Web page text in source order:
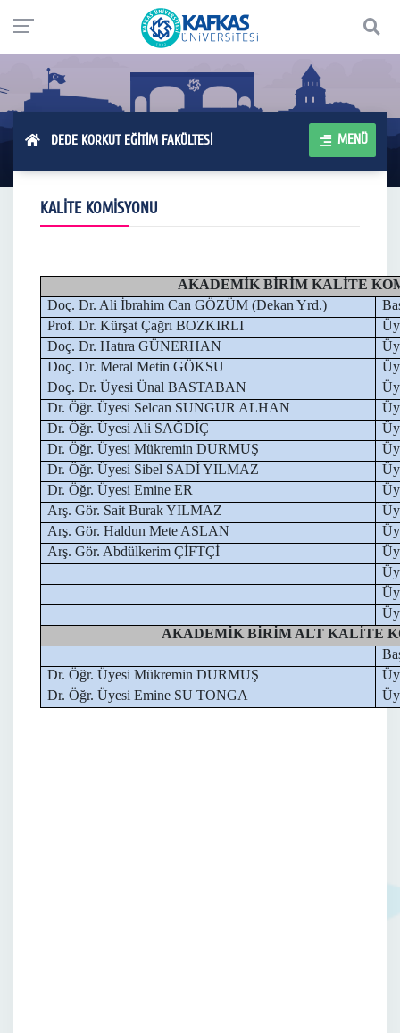
DEDE KORKUT EĞİTİM FAKÜLTESİ MENÜ
KALİTE KOMİSYONU
AKADEMİK BİRİM KALİTE
Doç. Dr. Ali İbrahim Can GÖZÜM (Dekan Yrd.)
Prof. Dr. Kürşat Çağrı BOZKIRLI
Doç. Dr. Hatıra GÜNERHAN
Doç. Dr. Meral Metin GÖKSU
Doç. Dr. Üyesi Ünal BASTABAN
Dr. Öğr. Üyesi Selcan SUNGUR ALHAN
Dr. Öğr. Üyesi Ali SAĞDİÇ
Dr. Öğr. Üyesi Mükremin DURMUŞ
Dr. Öğr. Üyesi Sibel SADİ YILMAZ
Dr. Öğr. Üyesi Emine ER
Arş. Gör. Sait Burak YILMAZ
Arş. Gör. Haldun Mete ASLAN
Arş. Gör. Abdülkerim ÇİFTÇİ
AKADEMİK BİRİM ALT KALİTE
Dr. Öğr. Üyesi Mükremin DURMUŞ
Dr. Öğr. Üyesi Emine SU TONGA